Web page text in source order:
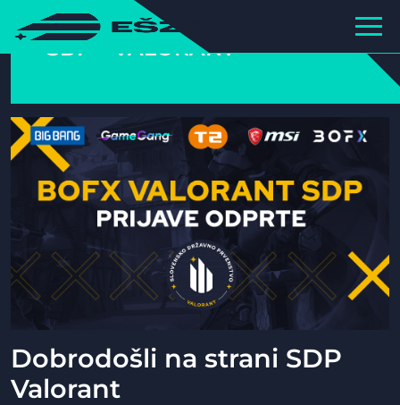
SDP – VALORANT
Dobrodošli na strani SDP
Valorant